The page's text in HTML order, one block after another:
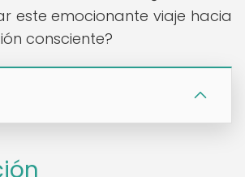
este emocionante viaje hacia
consciente?